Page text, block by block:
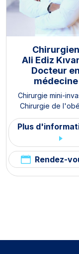
Chirurgien
Ali Ediz
Docteur en
médecine
Chirurgie mini-
Chirurgie de
Plus
Rendez-